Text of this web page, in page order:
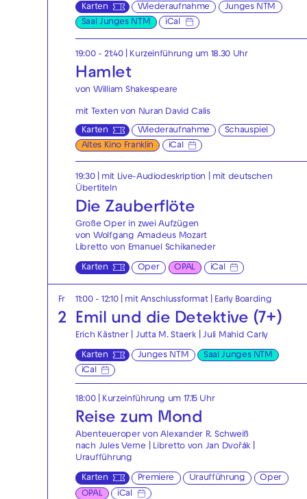
Karten Wiederaufnahme
Junges NTM
Saal Junges NTM
iCal
19:00 - 21:40 | Kurzeinführung um 18.30 Uhr
Hamlet
von William Shakespeare
mit Texten von Nuran David Calis
Karten Wiederaufnahme
Schauspiel
Altes Kino Franklin
iCal
19:30| mit Live-Audiodeskription
mit deutschen
Übertiteln
Die Zauberflöte
Große Oper in zwei Aufzügen
von Wolfgang Amadeus Mozart
Libretto von Emanuel Schikaneder
Karten Oper OPAL iCal
Fr
2
11:00 - 12:10 | mit Anschlussformat| Early Boarding
Emil und die Detektive (7+)
Erich Kästner | Jutta M. Staerk | Juli Mahid Carly
Karten Junges NTM
Saal Junges NTM
iCal
18:00 | Kurzeinführung um 17.15 Uhr
Reise zum Mond
Abenteueroper von Alexander R. Schweiß
nach Jules Verne | Libretto von Jan Dvořák |
Uraufführung
Karten Premiere Uraufführung
Oper
OPAL
iCal